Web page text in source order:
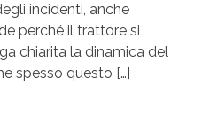
incidenti, anche
perché il trattore si
chiarita la dinamica del
spesso questo […]